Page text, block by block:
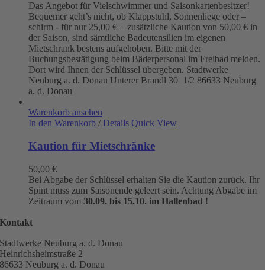
Das Angebot für Vielschwimmer und Saisonkartenbesitzer!
Bequemer geht’s nicht, ob Klappstuhl, Sonnenliege oder –
schirm - für nur 25,00 € + zusätzliche Kaution von 50,00 € in
der Saison, sind sämtliche Badeutensilien im eigenen
Mietschrank bestens aufgehoben. Bitte mit der
Buchungsbestätigung beim Bäderpersonal im Freibad melden.
Dort wird Ihnen der Schlüssel übergeben. Stadtwerke
Neuburg a. d. Donau Unterer Brandl 30 1/2 86633 Neuburg
a. d. Donau
Warenkorb ansehen
In den Warenkorb / Details Quick View
Kaution für Mietschränke
50,00 €
Bei Abgabe der Schlüssel erhalten Sie die Kaution zurück. Ihr
Spint muss zum Saisonende geleert sein. Achtung Abgabe im
Zeitraum vom 30.09. bis 15.10. im Hallenbad !
Kontakt
Stadtwerke Neuburg a. d. Donau
Heinrichsheimstraße 2
86633 Neuburg a. d. Donau